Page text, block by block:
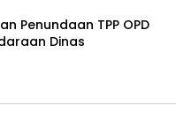
Penundaan TPP OPD
Dinas